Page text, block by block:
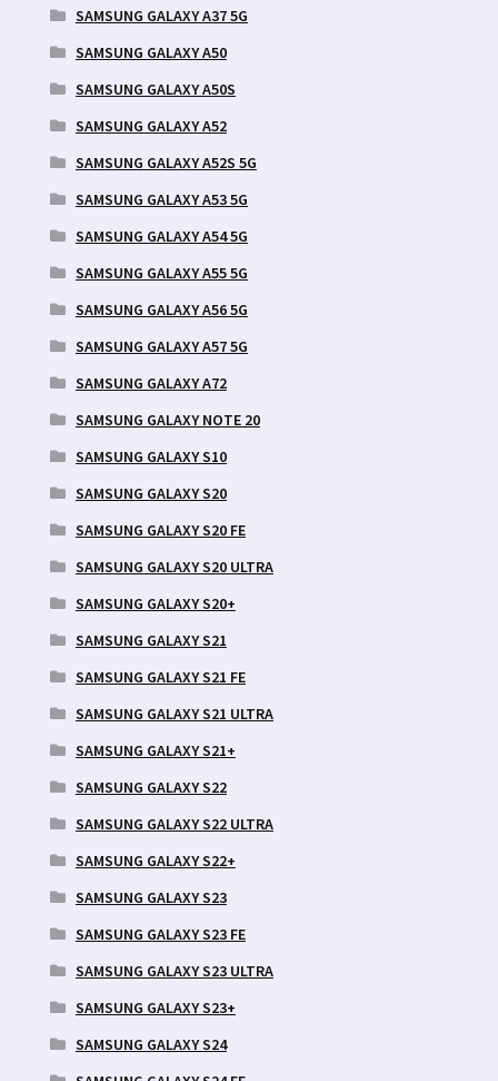
SAMSUNG GALAXY A37 5G
SAMSUNG GALAXY A50
SAMSUNG GALAXY A50S
SAMSUNG GALAXY A52
SAMSUNG GALAXY A52S 5G
SAMSUNG GALAXY A53 5G
SAMSUNG GALAXY A54 5G
SAMSUNG GALAXY A55 5G
SAMSUNG GALAXY A56 5G
SAMSUNG GALAXY A57 5G
SAMSUNG GALAXY A72
SAMSUNG GALAXY NOTE 20
SAMSUNG GALAXY S10
SAMSUNG GALAXY S20
SAMSUNG GALAXY S20 FE
SAMSUNG GALAXY S20 ULTRA
SAMSUNG GALAXY S20+
SAMSUNG GALAXY S21
SAMSUNG GALAXY S21 FE
SAMSUNG GALAXY S21 ULTRA
SAMSUNG GALAXY S21+
SAMSUNG GALAXY S22
SAMSUNG GALAXY S22 ULTRA
SAMSUNG GALAXY S22+
SAMSUNG GALAXY S23
SAMSUNG GALAXY S23 FE
SAMSUNG GALAXY S23 ULTRA
SAMSUNG GALAXY S23+
SAMSUNG GALAXY S24